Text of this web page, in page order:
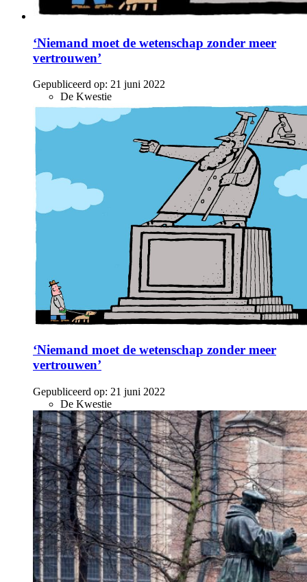
‘Niemand moet de wetenschap zonder meer
vertrouwen’
Gepubliceerd op: 21 juni 2022
De Kwestie
‘Niemand moet de wetenschap zonder meer
vertrouwen’
Gepubliceerd op: 21 juni 2022
De Kwestie